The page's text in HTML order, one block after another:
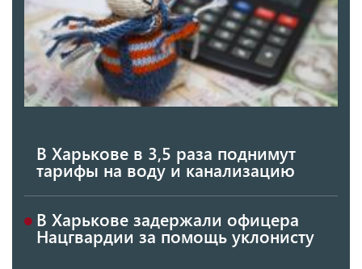
В Харькове в 3,5 раза поднимут
тарифы на воду и канализацию
В Харькове задержали офицера
Нацгвардии за помощь уклонисту